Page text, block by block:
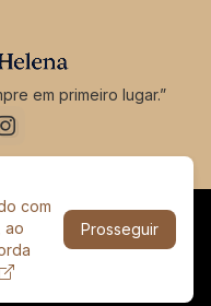
em primeiro lugar.”
direitos reservados
de Privacidade
com
ao
Prosseguir